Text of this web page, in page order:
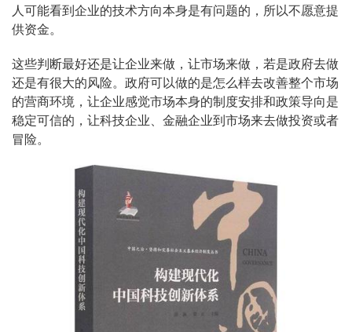
人可能看到企业的技术方向本身是有问题的，所以不愿意提
供资金。
这些判断最好还是让企业来做，让市场来做，若是政府去做
还是有很大的风险。政府可以做的是怎么样去改善整个市场
的营商环境，让企业感觉市场本身的制度安排和政策导向是
稳定可信的，让科技企业、金融企业到市场来去做投资或者
冒险。